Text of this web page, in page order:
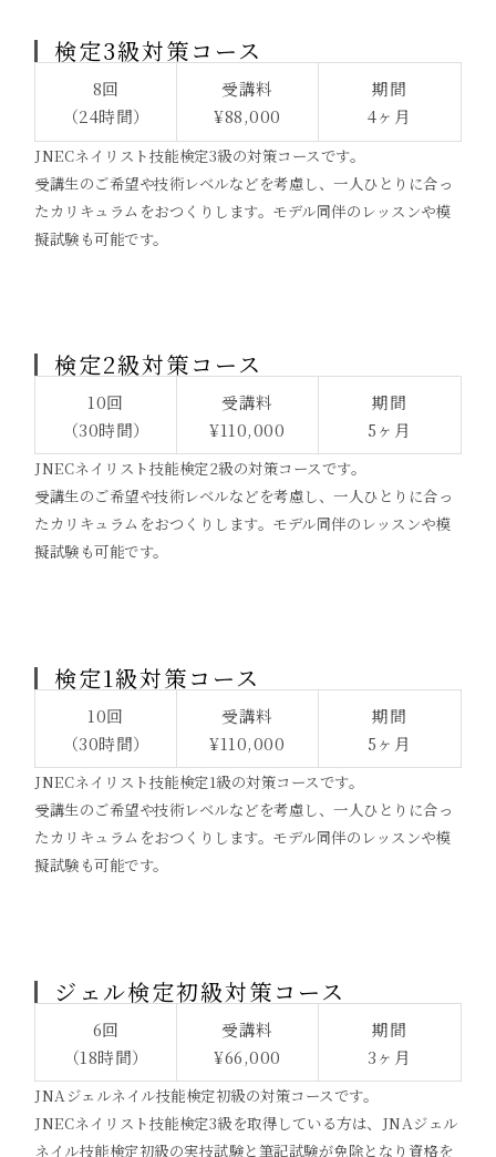
検定3級対策コース
8回
（24時間）
受講料
¥88,000
期間
4ヶ月
JNECネイリスト技能検定3級の対策コースです。
受講生のご希望や技術レベルなどを考慮し、一人ひとりに合っ
たカリキュラムをおつくりします。モデル同伴のレッスンや模
擬試験も可能です。
検定2級対策コース
10回
（30時間）
受講料
¥110,000
期間
5ヶ月
JNECネイリスト技能検定2級の対策コースです。
受講生のご希望や技術レベルなどを考慮し、一人ひとりに合っ
たカリキュラムをおつくりします。モデル同伴のレッスンや模
擬試験も可能です。
検定1級対策コース
10回
（30時間）
受講料
¥110,000
期間
5ヶ月
JNECネイリスト技能検定1級の対策コースです。
受講生のご希望や技術レベルなどを考慮し、一人ひとりに合っ
たカリキュラムをおつくりします。モデル同伴のレッスンや模
擬試験も可能です。
ジェル検定初級対策コース
6回
（18時間）
受講料
¥66,000
期間
3ヶ月
JNAジェルネイル技能検定初級の対策コースです。
JNECネイリスト技能検定3級を取得している方は、JNAジェル
ネイル技能検定初級の実技試験と筆記試験が免除となり資格を